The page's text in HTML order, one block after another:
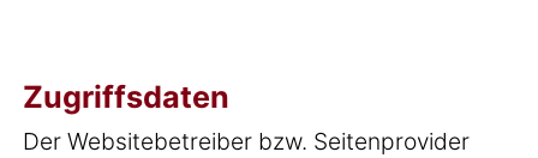
Zugriffsdaten
Der Websitebetreiber bzw. Seitenprovider